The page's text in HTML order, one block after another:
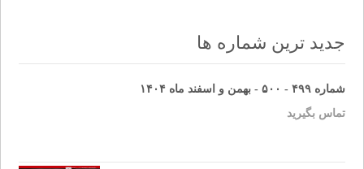
navigation
جدید ترین شماره ها
شماره ۴۹۹ - ۵۰۰ - بهمن و اسفند ماه ۱۴۰۴
تماس بگیرید